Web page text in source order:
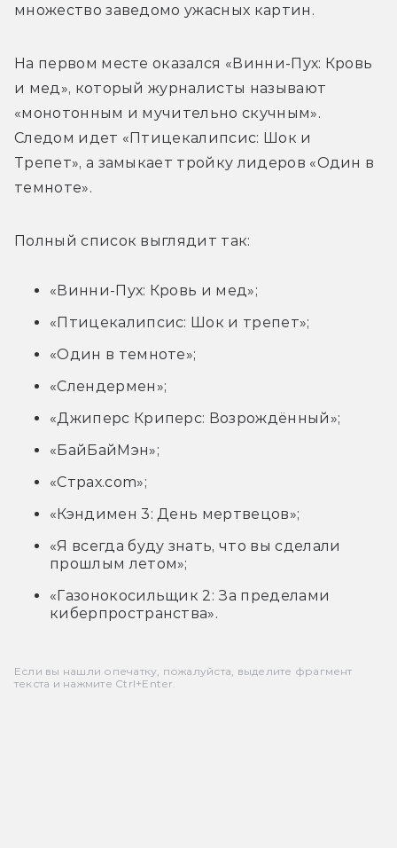
множество заведомо ужасных картин.
На первом месте оказался «Винни-Пух: Кровь
и мед», который журналисты называют
«монотонным и мучительно скучным».
Следом идет «Птицекалипсис: Шок и
Трепет», а замыкает тройку лидеров «Один в
темноте».
Полный список выглядит так:
«Винни-Пух: Кровь и мед»;
«Птицекалипсис: Шок и трепет»;
«Один в темноте»;
«Слендермен»;
«Джиперс Криперс: Возрождённый»;
«БайБайМэн»;
«Страх.com»;
«Кэндимен 3: День мертвецов»;
«Я всегда буду знать, что вы сделали
прошлым летом»;
«Газонокосильщик 2: За пределами
киберпространства».
Если вы нашли опечатку, пожалуйста, выделите фрагмент
текста и нажмите Ctrl+Enter.